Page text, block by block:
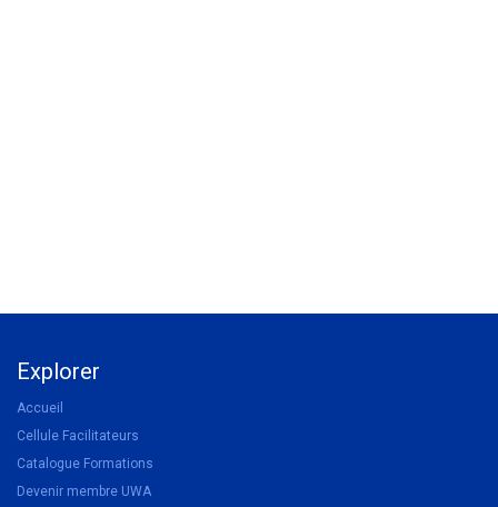
Explorer
Accueil
Cellule Facilitateurs
Catalogue Formations
Devenir membre UWA